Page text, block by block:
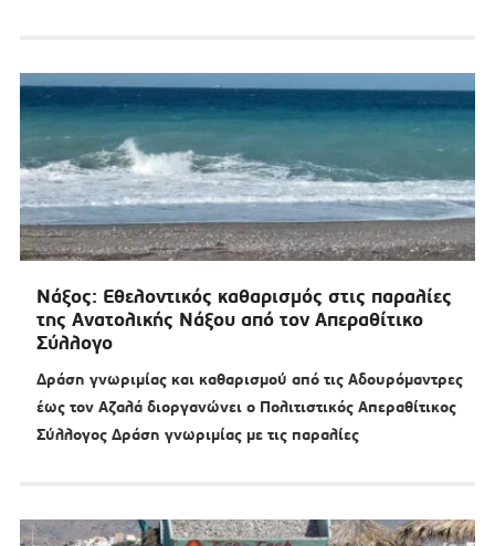
Νάξος: Εθελοντικός καθαρισμός στις παραλίες
της Ανατολικής Νάξου από τον Απεραθίτικο
Σύλλογο
Δράση γνωριμίας και καθαρισμού από τις Αδουρόμαντρες
έως τον Αζαλά διοργανώνει ο Πολιτιστικός Απεραθίτικος
Σύλλογος Δράση γνωριμίας με τις παραλίες